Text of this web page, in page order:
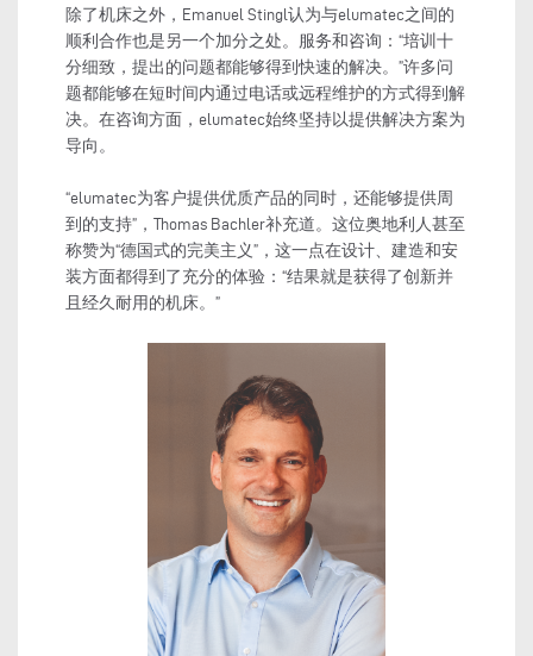
除了机床之外，Emanuel Stingl认为与elumatec之间的
顺利合作也是另一个加分之处。服务和咨询：“培训十
分细致，提出的问题都能够得到快速的解决。”许多问
题都能够在短时间内通过电话或远程维护的方式得到解
决。在咨询方面，elumatec始终坚持以提供解决方案为
导向。
“elumatec为客户提供优质产品的同时，还能够提供周
到的支持”，Thomas Bachler补充道。这位奥地利人甚至
称赞为“德国式的完美主义”，这一点在设计、建造和安
装方面都得到了充分的体验：“结果就是获得了创新并
且经久耐用的机床。”